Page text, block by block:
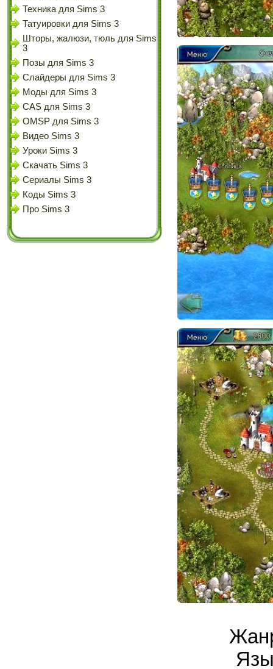
Техника для Sims 3
Татуировки для Sims 3
Шторы, жалюзи, тюль для Sims
3
Позы для Sims 3
Слайдеры для Sims 3
Моды для Sims 3
CAS для Sims 3
OMSP для Sims 3
Видео Sims 3
Уроки Sims 3
Скачать Sims 3
Сериалы Sims 3
Коды Sims 3
Про Sims 3